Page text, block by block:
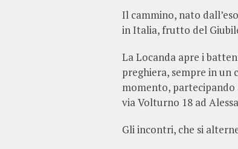
Il cammino, nato
in Italia, frutto del
La Locanda apre i
preghiera, sempre in un
momento,
via Volturno 18 ad
Gli incontri, che si